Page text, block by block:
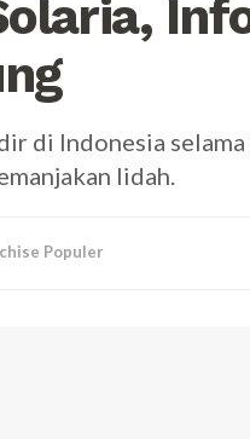
di Indonesia
lidah.
Populer